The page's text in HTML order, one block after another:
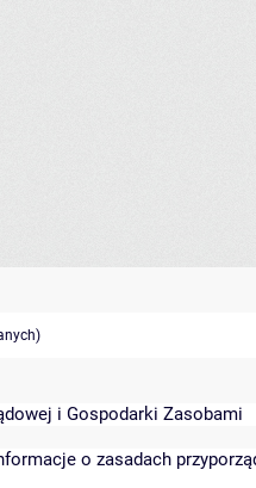
i Gospodarki Zasobami
o zasadach